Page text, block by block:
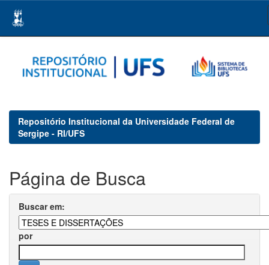
navigation
Repositório Institucional da Universidade Federal de
Sergipe - RI/UFS
Página de Busca
Buscar em:
por